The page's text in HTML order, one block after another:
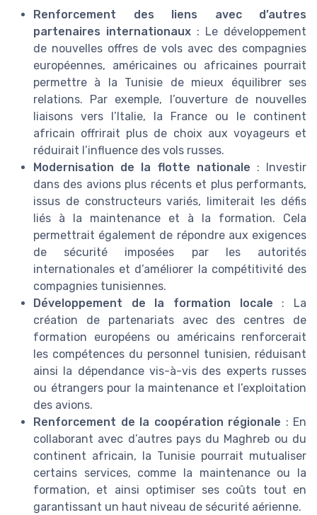
Renforcement des liens avec d’autres
partenaires internationaux : Le développement
de nouvelles offres de vols avec des compagnies
européennes, américaines ou africaines pourrait
permettre à la Tunisie de mieux équilibrer ses
relations. Par exemple, l’ouverture de nouvelles
liaisons vers l’Italie, la France ou le continent
africain offrirait plus de choix aux voyageurs et
réduirait l’influence des vols russes.
Modernisation de la flotte nationale : Investir
dans des avions plus récents et plus performants,
issus de constructeurs variés, limiterait les défis
liés à la maintenance et à la formation. Cela
permettrait également de répondre aux exigences
de sécurité imposées par les autorités
internationales et d’améliorer la compétitivité des
compagnies tunisiennes.
Développement de la formation locale : La
création de partenariats avec des centres de
formation européens ou américains renforcerait
les compétences du personnel tunisien, réduisant
ainsi la dépendance vis-à-vis des experts russes
ou étrangers pour la maintenance et l’exploitation
des avions.
Renforcement de la coopération régionale : En
collaborant avec d’autres pays du Maghreb ou du
continent africain, la Tunisie pourrait mutualiser
certains services, comme la maintenance ou la
formation, et ainsi optimiser ses coûts tout en
garantissant un haut niveau de sécurité aérienne.